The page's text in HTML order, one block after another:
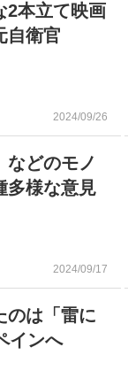
本立て映画
衛官
2024/09/26
どのモノ
多様な意見
2024/09/17
は「雷に
インへ